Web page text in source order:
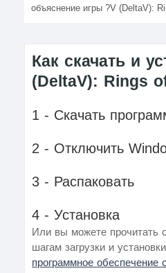
объяснение игры ?V (DeltaV):
Как скачать и
(DeltaV): Rings
1 - Скачать
2 - Отключить
3 - Распаковать
4 - Установка
Или вы можете прочитать
шагам загрузки и
программное обеспечение